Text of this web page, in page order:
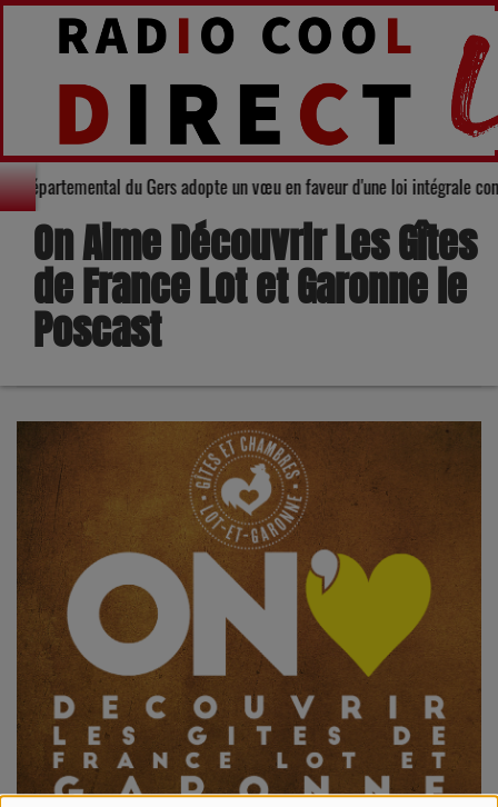
Conseil départemental du Gers adopte un vœu en faveur d'une loi
On Aime Découvrir Les Gîtes
de France Lot et Garonne le
Poscast